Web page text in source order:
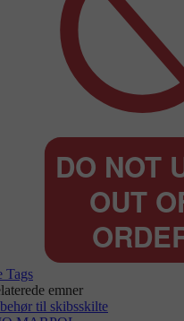
Tags
emner
til skibsskilte